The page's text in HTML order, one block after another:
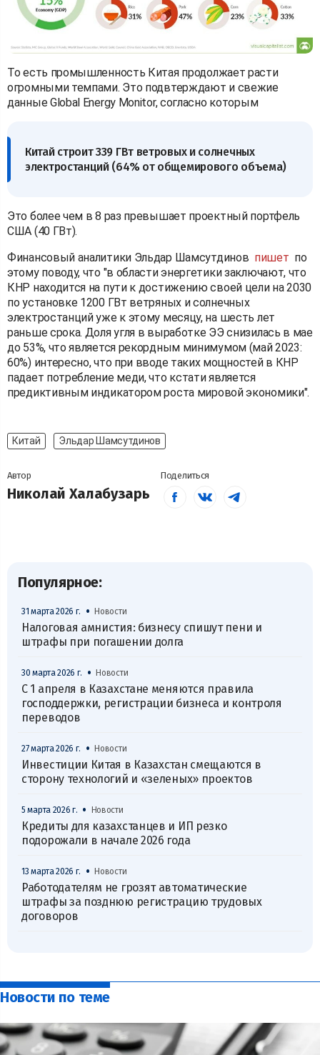
То есть промышленность Китая продолжает расти
огромными темпами. Это подвтерждают и свежие
данные Global Energy Monitor, согласно которым
Китай строит 339 ГВт ветровых и солнечных
электростанций (64% от общемирового объема)
Это более чем в 8 раз превышает проектный портфель
США (40 ГВт).
Финансовый аналитики Эльдар Шамсутдинов пишет по
этому поводу, что "в области энергетики заключают, что
КНР находится на пути к достижению своей цели на 2030
по установке 1200 ГВт ветряных и солнечных
электростанций уже к этому месяцу, на шесть лет
раньше срока. Доля угля в выработке ЭЭ снизилась в мае
до 53%, что является рекордным минимумом (май 2023:
60%) интересно, что при вводе таких мощностей в КНР
падает потребление меди, что кстати является
предиктивным индикатором роста мировой экономики".
Китай Эльдар Шамсутдинов
Автор
Николай Халабузарь
Поделиться
Популярное:
31 марта 2026 г. • Новости
Налоговая амнистия: бизнесу спишут пени и
штрафы при погашении долга
30 марта 2026 г. • Новости
С 1 апреля в Казахстане меняются правила
господдержки, регистрации бизнеса и контроля
переводов
27 марта 2026 г. • Новости
Инвестиции Китая в Казахстан смещаются в
сторону технологий и «зеленых» проектов
5 марта 2026 г. • Новости
Кредиты для казахстанцев и ИП резко
подорожали в начале 2026 года
13 марта 2026 г. • Новости
Работодателям не грозят автоматические
штрафы за позднюю регистрацию трудовых
договоров
Новости по теме